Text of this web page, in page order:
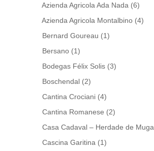
Azienda Agricola Ada Nada (6)
Azienda Agricola Montalbino (4)
Bernard Goureau (1)
Bersano (1)
Bodegas Félix Solis (3)
Boschendal (2)
Cantina Crociani (4)
Cantina Romanese (2)
Casa Cadaval – Herdade de Muga
Cascina Garitina (1)